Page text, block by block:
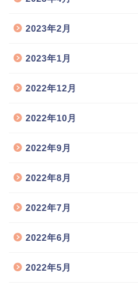
2023年2月
2023年1月
2022年12月
2022年10月
2022年9月
2022年8月
2022年7月
2022年6月
2022年5月